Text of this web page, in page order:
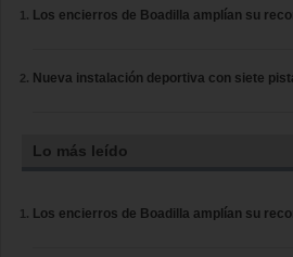
Los encierros de Boadilla amplían su
Nueva instalación deportiva con siete
Lo más leído
Los encierros de Boadilla amplían su